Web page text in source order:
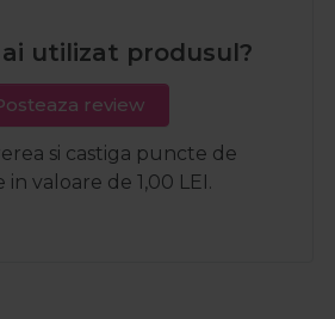
utilizat produsul?
review
si castiga puncte de
in valoare de 1,00 LEI.